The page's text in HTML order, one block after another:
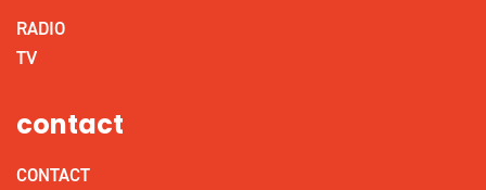
RADIO
TV
contact
CONTACT